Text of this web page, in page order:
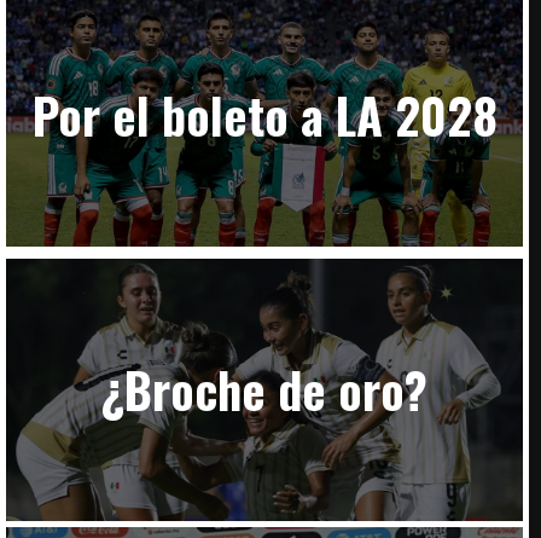
Por el boleto a LA 2028
¿Broche de oro?